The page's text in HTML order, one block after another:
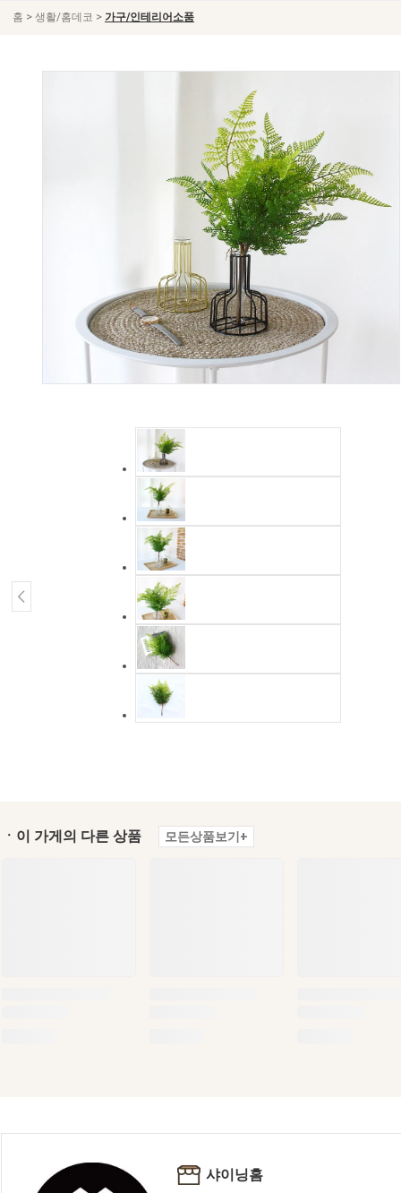
홈 > 생활/홈데코 > 가구/인테리어소품
ㆍ이 가게의 다른 상품 모든상품보기+
샤이닝홈